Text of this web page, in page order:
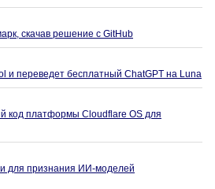
скачав решение с GitHub
и переведет бесплатный ChatGPT на Luna
код платформы Cloudflare OS для
для признания ИИ-моделей